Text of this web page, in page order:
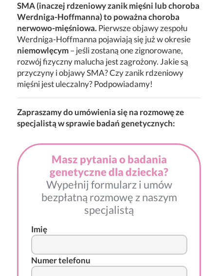
SMA (inaczej rdzeniowy zanik mięśni lub choroba
Werdniga-Hoffmanna) to poważna choroba
nerwowo-mięśniowa. Pierwsze objawy zespołu
Werdniga-Hoffmanna pojawiają się już w okresie
niemowlęcym– jeśli zostaną one zignorowane,
rozwój fizyczny malucha jest zagrożony. Jakie są
przyczyny i objawy SMA? Czy zanik rdzeniowy
mięśni jest uleczalny? Podpowiadamy!
Zapraszamy do umówienia się na rozmowę ze
specjalistą w sprawie badań genetycznych:
Masz pytania o badania
genetyczne dla dziecka?
Wypełnij formularz i umów
bezpłatną rozmowę z naszym
specjalistą
Imię
Numer telefonu